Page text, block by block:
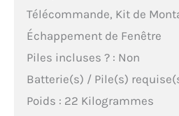
Télécommande, Kit de
Échappement de Fenêtre
Piles incluses ? : Non
Batterie(s) / Pile(s)
Poids : 22 Kilogrammes